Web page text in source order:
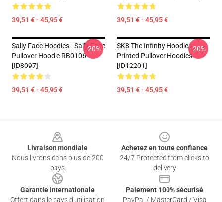
39,51 € - 45,95 € 39,51 € - 45,95 €
Sally Face Hoodies - Sally Face
Pullover Hoodie RB0106
[ID8097]
39,51 € - 45,95 €
-20%
SK8 The Infinity Hoodies -
Printed Pullover Hoodies
[ID12201]
39,51 € - 45,95 €
-20%
Livraison mondiale
Nous livrons dans plus de 200
pays
Achetez en toute confiance
24/7 Protected from clicks to
delivery
Garantie internationale
Offert dans le pays d'utilisation
Paiement 100% sécurisé
PayPal / MasterCard / Visa